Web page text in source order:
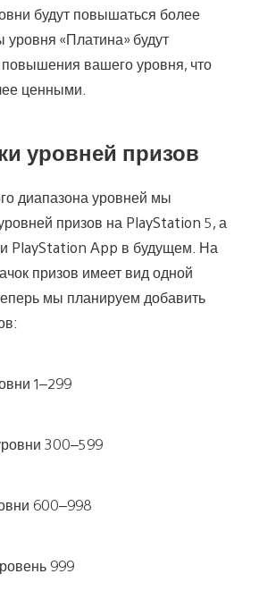
будут повышаться более
«Платина» будут
повышения вашего уровня, что
ценными.
уровней призов
диапазона уровней мы
призов на PlayStation 5, а
PlayStation App в будущем. На
призов имеет вид одной
мы планируем добавить
1–299
300–599
600–998
999